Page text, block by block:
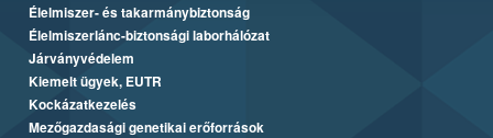
Élelmiszer- és takarmánybiztonság
Élelmiszerlánc-biztonsági laborhálózat
Járványvédelem
Kiemelt ügyek, EUTR
Kockázatkezelés
Mezőgazdasági genetikai erőforrások